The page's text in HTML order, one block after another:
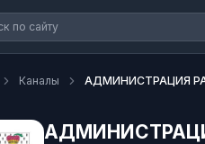
Каналы АДМИНИСТРАЦИЯ